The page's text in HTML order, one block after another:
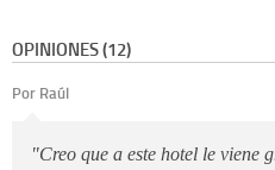
OPINIONES (12)
Por Raúl
"Creo que a este hotel le viene